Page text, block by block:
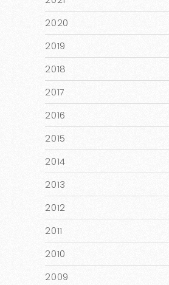
2020
2019
2018
2017
2016
2015
2014
2013
2012
2011
2010
2009